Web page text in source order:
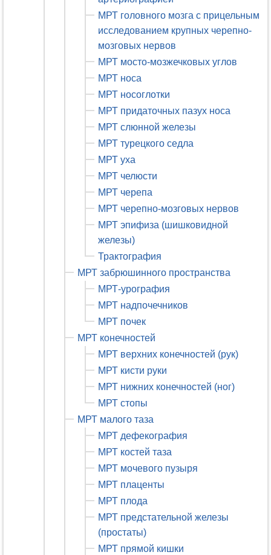
МРТ головного мозга с прицельным
исследованием крупных черепно-
мозговых нервов
МРТ мосто-мозжечковых углов
МРТ носа
МРТ носоглотки
МРТ придаточных пазух носа
МРТ слюнной железы
МРТ турецкого седла
МРТ уха
МРТ челюсти
МРТ черепа
МРТ черепно-мозговых нервов
МРТ эпифиза (шишковидной
железы)
Трактография
МРТ забрюшинного пространства
МРТ-урография
МРТ надпочечников
МРТ почек
МРТ конечностей
МРТ верхних конечностей (рук)
МРТ кисти руки
МРТ нижних конечностей (ног)
МРТ стопы
МРТ малого таза
МРТ дефекография
МРТ костей таза
МРТ мочевого пузыря
МРТ плаценты
МРТ плода
МРТ предстательной железы
(простаты)
МРТ прямой кишки